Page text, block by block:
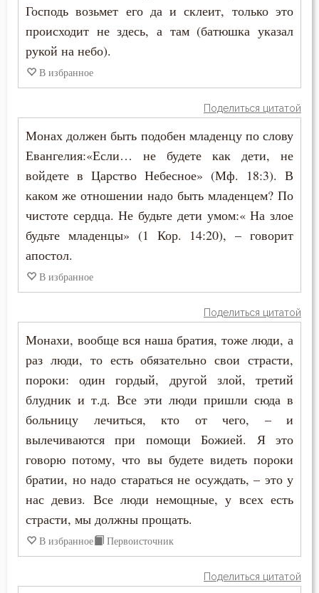
Рай
Решимость
Самоубийство
Святость
Священное Писание
Сердце
Слава
Смерть душевная
Смирение
Смысл жизни
Совет
Сомнение
Господь возьмет его да и склеит, только это
происходит не здесь, а там (батюшка указал
рукой на небо).
В избранное
Поделиться цитатой
Монах должен быть подобен младенцу по слову
Евангелия:«Если… не будете как дети, не
войдете в Царство Небесное» (Мф. 18:3). В
каком же отношении надо быть младенцем? По
чистоте сердца. Не будьте дети умом:« На злое
будьте младенцы» (1 Кор. 14:20), – говорит
апостол.
В избранное
Поделиться цитатой
Монахи, вообще вся наша братия, тоже люди, а
раз люди, то есть обязательно свои страсти,
пороки: один гордый, другой злой, третий
блудник и т.д. Все эти люди пришли сюда в
больницу лечиться, кто от чего, – и
вылечиваются при помощи Божией. Я это
говорю потому, что вы будете видеть пороки
братии, но надо стараться не осуждать, – это у
нас девиз. Все люди немощные, у всех есть
страсти, мы должны прощать.
В избранное Первоисточник
Поделиться цитатой